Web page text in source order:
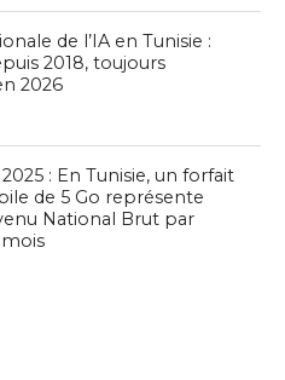
de l’IA en Tunisie :
2018, toujours
2026
: En Tunisie, un forfait
de 5 Go représente
National Brut par